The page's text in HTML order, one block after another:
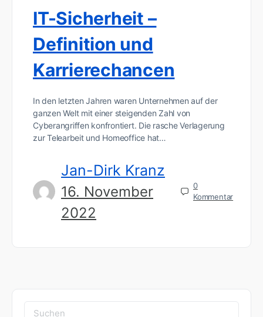
IT-Sicherheit –
Definition und
Karrierechancen
In den letzten Jahren waren Unternehmen auf der
ganzen Welt mit einer steigenden Zahl von
Cyberangriffen konfrontiert. Die rasche Verlagerung
zur Telearbeit und Homeoffice hat…
Jan-Dirk Kranz
16. November
2022
0
Kommentar
Suchen